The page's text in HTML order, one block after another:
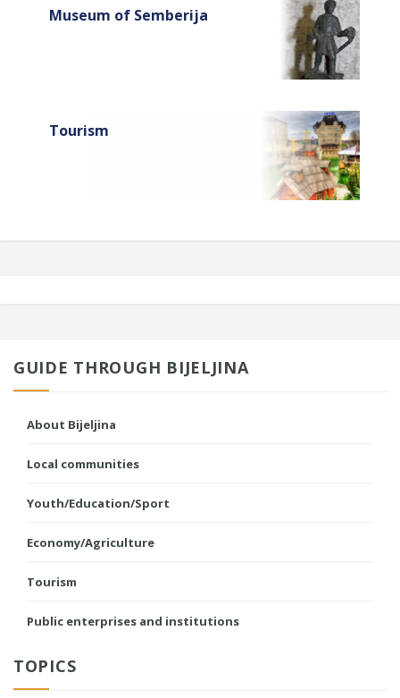
Museum of Semberija
Tourism
GUIDE THROUGH BIJELJINA
About Bijeljina
Local communities
Youth/Education/Sport
Economy/Agriculture
Tourism
Public enterprises and institutions
TOPICS